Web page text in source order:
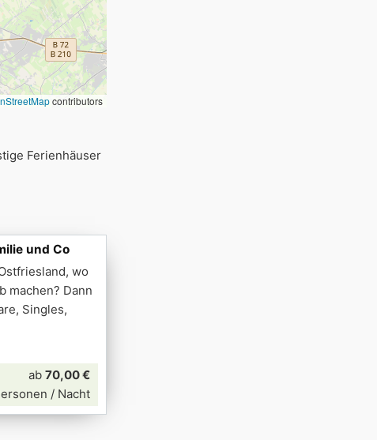
contributors
Ferienhäuser
und Co
wo
machen? Dann
Singles,
ab 70,00 €
/ Nacht